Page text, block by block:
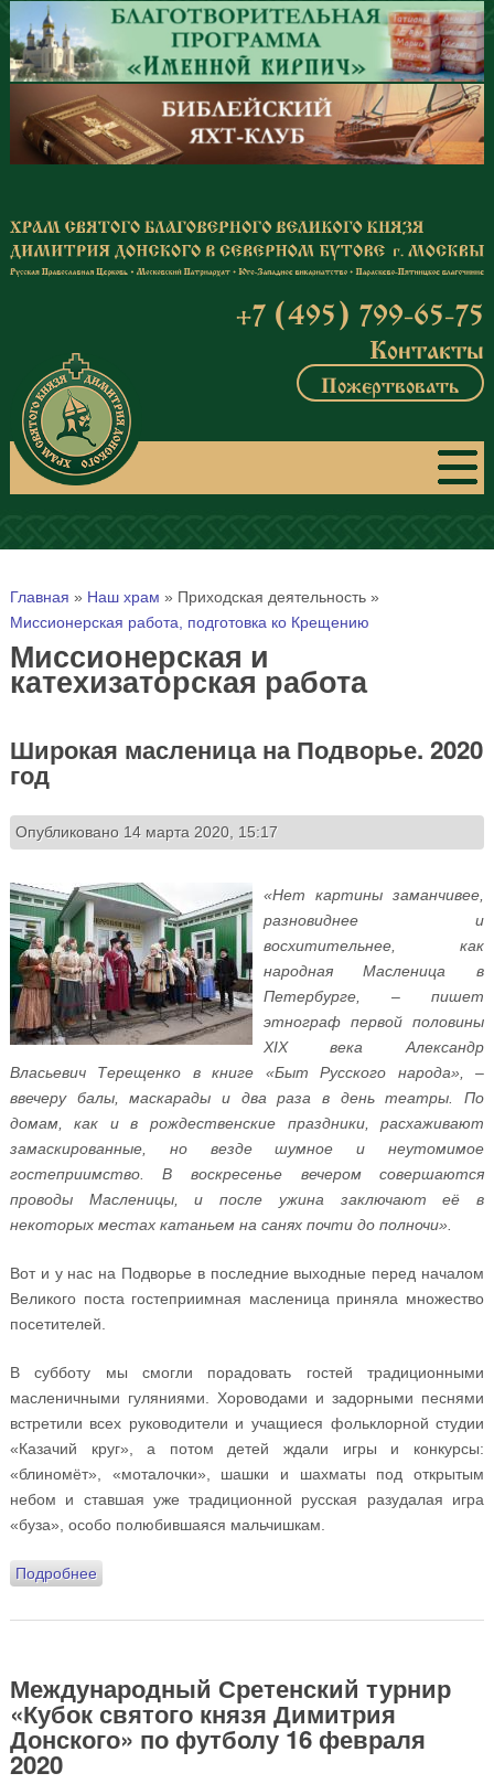
Перейти к основному содержанию
+7 (495) 799-65-75
Контакты
Пожертвовать
Вы здесь
Главная » Наш храм » Приходская деятельность»
Миссионерская работа, подготовка ко Крещению
Миссионерская и
катехизаторская работа
Широкая масленица на Подворье. 2020
год
Опубликовано 14 марта 2020, 15:17
«Нет картины заманчивее,
разновиднее и
восхитительнее, как
народная Масленица в
Петербурге, – пишет
этнограф первой половины
XIX века Александр
Власьевич Терещенко в книге «Быт Русского народа», –
ввечеру балы, маскарады и два раза в день театры. По
домам, как и в рождественские праздники, расхаживают
замаскированные, но везде шумное и неутомимое
гостеприимство. В воскресенье вечером совершаются
проводы Масленицы, и после ужина заключают её в
некоторых местах катаньем на санях почти до полночи».
Вот и у нас на Подворье в последние выходные перед началом
Великого поста гостеприимная масленица приняла множество
посетителей.
В субботу мы смогли порадовать гостей традиционными
масленичными гуляниями. Хороводами и задорными песнями
встретили всех руководители и учащиеся фольклорной студии
«Казачий круг», а потом детей ждали игры и конкурсы:
«блиномёт», «моталочки», шашки и шахматы под открытым
небом и ставшая уже традиционной русская разудалая игра
«буза», особо полюбившаяся мальчишкам.
Подробнеео Широкая масленица на Подворье. 2020 год
Международный Сретенский турнир
«Кубок святого князя Димитрия
Донского» по футболу 16 февраля
2020